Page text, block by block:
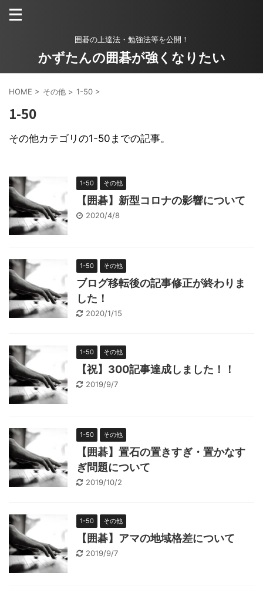
囲碁の上達法・勉強法等を公開！
かずたんの囲碁が強くなりたい
HOME > その他 > 1-50 >
1-50
その他カテゴリの1-50までの記事。
1-50 その他
【囲碁】新型コロナの影響について
2020/4/8
1-50 その他
ブログ移転後の記事修正が終わりま
した！
2020/1/15
1-50 その他
【祝】300記事達成しました！！
2019/9/7
1-50 その他
【囲碁】置石の置きすぎ・置かなす
ぎ問題について
2019/10/2
1-50 その他
【囲碁】アマの地域格差について
2019/9/7